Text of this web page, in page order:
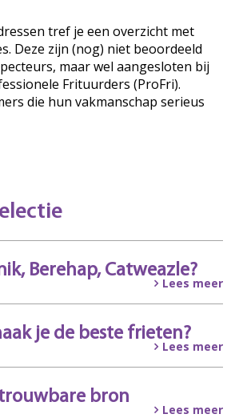
tref je een overzicht met
Deze zijn (nog) niet beoordeeld
maar wel aangesloten bij
Frituurders (ProFri).
die hun vakmanschap serieus
Berehap, Catweazle?
Lees meer
je de beste frieten?
Lees meer
bron
Lees meer